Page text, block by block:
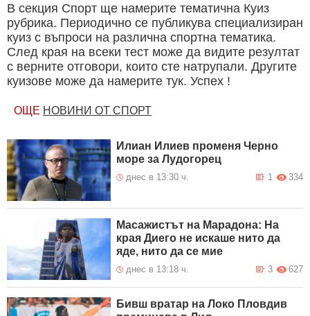
В секция Спорт ще намерите тематична Куиз
рубрика. Периодично се публикува специализиран
куиз с въпроси на различна спортна тематика.
След края на всеки тест може да видите резултат
с верните отговори, които сте натрупали. Другите
куизове може да намерите тук. Успех !
ОЩЕ НОВИНИ ОТ СПОРТ
Илиан Илиев променя Черно
море за Лудогорец
днес в 13:30 ч. 334
1
Масажистът на Марадона: На
края Диего не искаше нито да
яде, нито да се мие
днес в 13:18 ч. 627
3
Бивш вратар на Локо Пловдив